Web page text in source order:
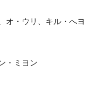
オ・ウリ、キル・へヨ
・ミヨン